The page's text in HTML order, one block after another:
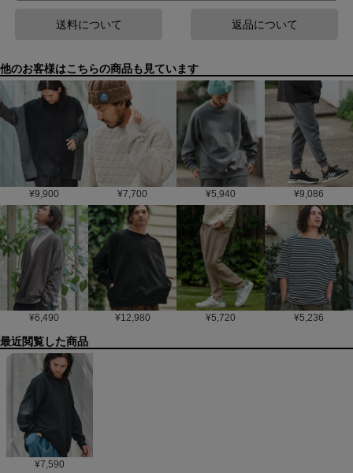
送料について 返品について
他のお客様はこちらの商品も見ています
¥9,900 ¥7,700 ¥5,940 ¥9,086
¥6,490 ¥12,980 ¥5,720 ¥5,236
最近閲覧した商品
¥7,590